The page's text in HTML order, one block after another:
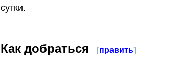
сутки.
Как добраться [править]